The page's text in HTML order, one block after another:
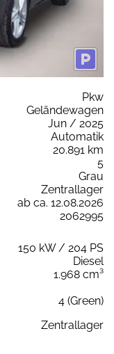
Pkw
Geländewagen
Jun / 2025
Automatik
20.891 km
5
Grau
Zentrallager
ab ca. 12.08.2026
2062995
150 kW / 204 PS
Diesel
1.968 cm³
4 (Green)
Zentrallager